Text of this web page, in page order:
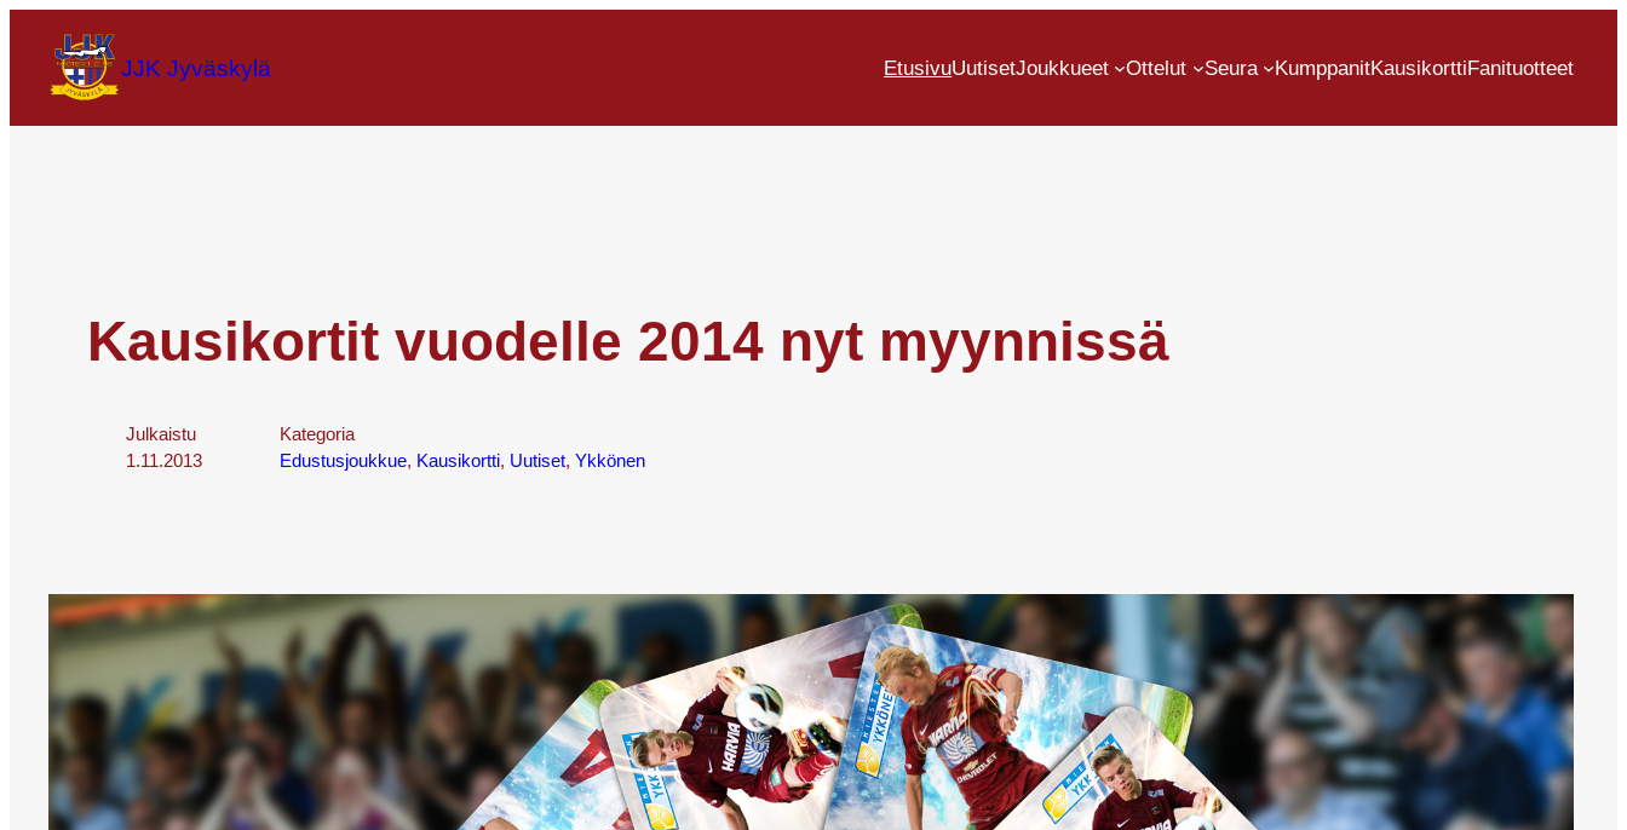
JJK Jyväskylä EtusivuUutisetJoukkueet Ottelut Seura KumppanitKausikorttiFanituotteet
Kausikortit vuodelle 2014 nyt myynnissä
Julkaistu
1.11.2013
Kategoria
Edustusjoukkue, Kausikortti, Uutiset, Ykkönen